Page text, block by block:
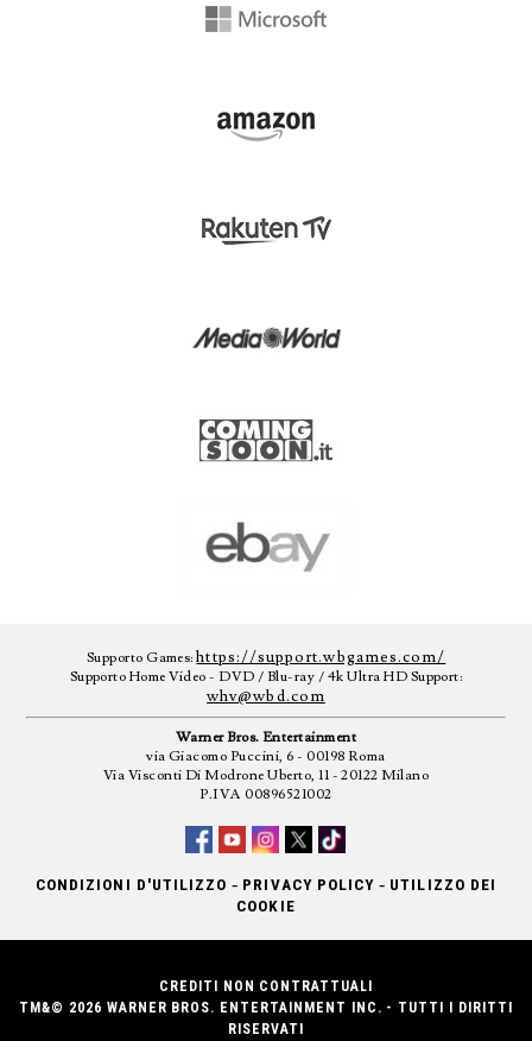
Supporto Games:https://support.wbgames.com/
Supporto Home Video - DVD / Blu-ray / 4k Ultra HD Support:
whv@wbd.com
Warner Bros. Entertainment
via Giacomo Puccini, 6 - 00198 Roma
Via Visconti Di Modrone Uberto, 11 - 20122 Milano
P.IVA 00896521002
CONDIZIONI D'UTILIZZO - PRIVACY POLICY - UTILIZZO DEI
COOKIE
CREDITI NON CONTRATTUALI
TM&© 2026 WARNER BROS. ENTERTAINMENT INC. - TUTTI I DIRITTI
RISERVATI